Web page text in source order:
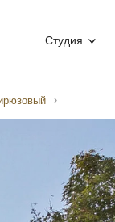
Студия